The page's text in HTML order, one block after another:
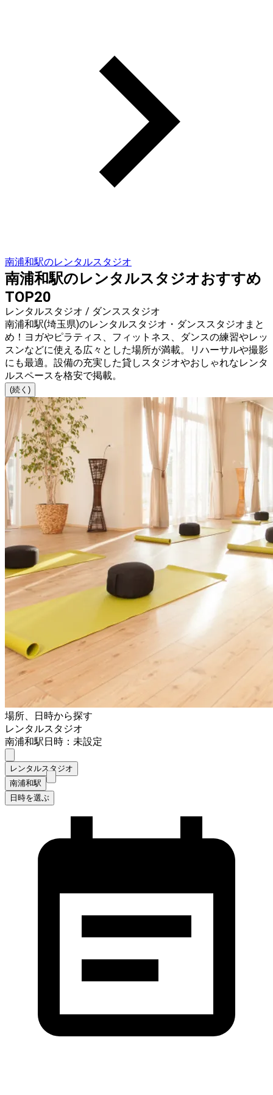
南浦和駅のレンタルスタジオ
南浦和駅のレンタルスタジオおすすめ
TOP20
レンタルスタジオ / ダンススタジオ
南浦和駅(埼玉県)のレンタルスタジオ・ダンススタジオまと
め！ヨガやピラティス、フィットネス、ダンスの練習やレッ
スンなどに使える広々とした場所が満載。リハーサルや撮影
にも最適。設備の充実した貸しスタジオやおしゃれなレンタ
ルスペースを格安で掲載。
(続く)
場所、日時から探す
レンタルスタジオ
南浦和駅日時：未設定
レンタルスタジオ
南浦和駅
日時を選ぶ